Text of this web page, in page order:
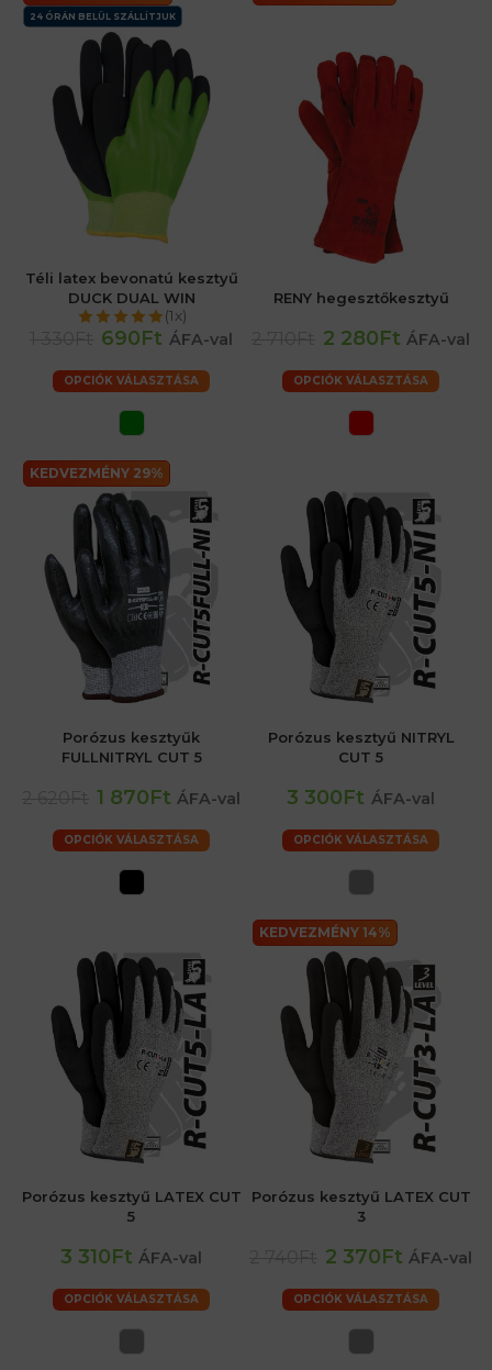
24 ÓRÁN BELÜL SZÁLLÍTJUK
Téli latex bevonatú kesztyű
DUCK DUAL WIN
(1x)
690Ft ÁFA-val
OPCIÓK VÁLASZTÁSA
RENY hegesztőkesztyű
2 280Ft ÁFA-val
OPCIÓK VÁLASZTÁSA
KEDVEZMÉNY 29%
Porózus kesztyűk
FULLNITRYL CUT 5
1 870Ft ÁFA-val
OPCIÓK VÁLASZTÁSA
Porózus kesztyű NITRYL
CUT 5
3 300Ft ÁFA-val
OPCIÓK VÁLASZTÁSA
Porózus kesztyű LATEX CUT
5
3 310Ft ÁFA-val
OPCIÓK VÁLASZTÁSA
KEDVEZMÉNY 14%
Porózus kesztyű LATEX CUT
3
2 370Ft ÁFA-val
OPCIÓK VÁLASZTÁSA